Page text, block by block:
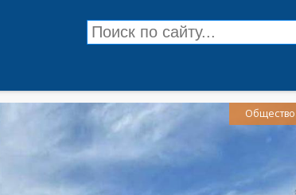
Общество